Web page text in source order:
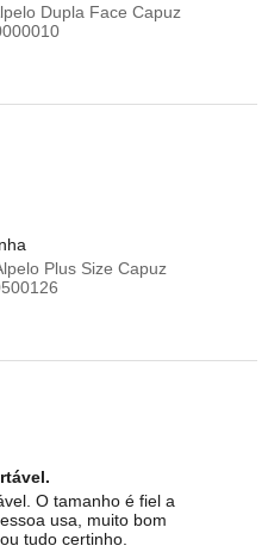
Dupla Face Capuz
Plus Size Capuz
O tamanho é fiel a
usa, muito bom
tudo certinho.